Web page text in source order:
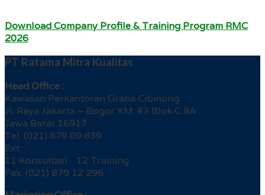
Download Company Profile & Training Program RMC
2026
PT Ratama Mitra Kualitas
Head Office :
Kawasan Perkantoran Graha Cibinong
Jl. Raya Jakarta – Bogor KM. 43 Blok C 8A
Jawa Barat 16917
Tel. (021) 879 09 839
Ext.
11 Konsultasi 12 Training
Fax. (021) 879 12 296